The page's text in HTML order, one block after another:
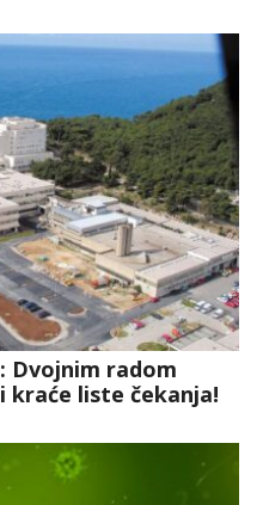
Dvojnim radom
kraće liste čekanja!